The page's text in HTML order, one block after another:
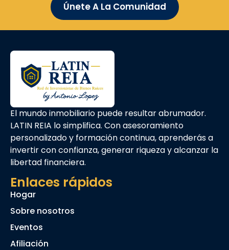
Únete A La Comunidad
El mundo inmobiliario puede resultar abrumador.
LATIN REIA lo simplifica. Con asesoramiento
personalizado y formación continua, aprenderás a
invertir con confianza, generar riqueza y alcanzar la
libertad financiera.
Enlaces rápidos
Hogar
Sobre nosotros
Eventos
Afiliación